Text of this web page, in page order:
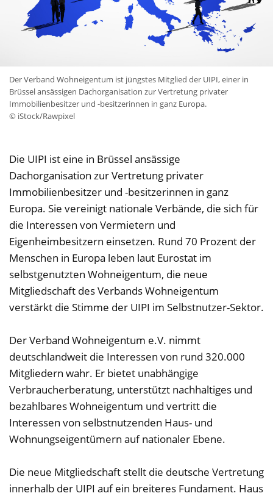
Der Verband Wohneigentum ist jüngstes Mitglied der UIPI, einer in
Brüssel ansässigen Dachorganisation zur Vertretung privater
Immobilienbesitzer und -besitzerinnen in ganz Europa.
© iStock/Rawpixel
Die UIPI ist eine in Brüssel ansässige
Dachorganisation zur Vertretung privater
Immobilienbesitzer und -besitzerinnen in ganz
Europa. Sie vereinigt nationale Verbände, die sich für
die Interessen von Vermietern und
Eigenheimbesitzern einsetzen. Rund 70 Prozent der
Menschen in Europa leben laut Eurostat im
selbstgenutzten Wohneigentum, die neue
Mitgliedschaft des Verbands Wohneigentum
verstärkt die Stimme der UIPI im Selbstnutzer-Sektor.
Der Verband Wohneigentum e.V. nimmt
deutschlandweit die Interessen von rund 320.000
Mitgliedern wahr. Er bietet unabhängige
Verbraucherberatung, unterstützt nachhaltiges und
bezahlbares Wohneigentum und vertritt die
Interessen von selbstnutzenden Haus- und
Wohnungseigentümern auf nationaler Ebene.
Die neue Mitgliedschaft stellt die deutsche Vertretung
innerhalb der UIPI auf ein breiteres Fundament. Haus